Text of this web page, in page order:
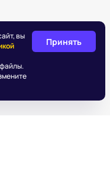
вы
Принять